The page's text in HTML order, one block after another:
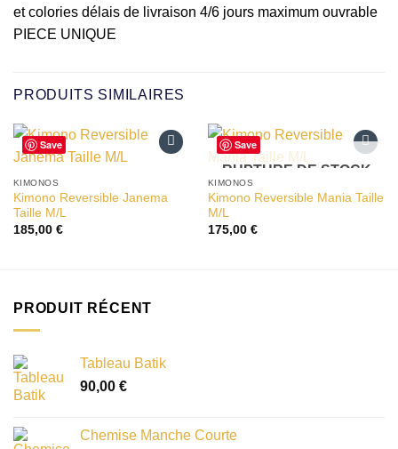
et colories délais de livraison 4/6 jours maximum ouvrable
PIECE UNIQUE
PRODUITS SIMILAIRES
Save
d’envies
KIMONOS
Kimono Reversible Janema
Taille M/L
185,00 €
Save
Ajouter
d’envies
RUPTURE DE STOCK
KIMONOS
Kimono Reversible Mania Taille
M/L
175,00 €
PRODUIT RÉCENT
Tableau Batik
90,00 €
Chemise Manche Courte